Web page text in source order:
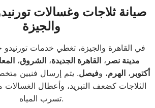
صيانة ثلاجات وغسالات
والجيزة
في القاهرة والجيزة، تغطي خدمات
مدينة نصر ،القاهرة الجديدة،الشروق،
أكتوبر ،الهرم، وفيصل. يتم إرسال فنيين
الثلاجات كضعف التبريد، وأعطال
تسرب المياه.